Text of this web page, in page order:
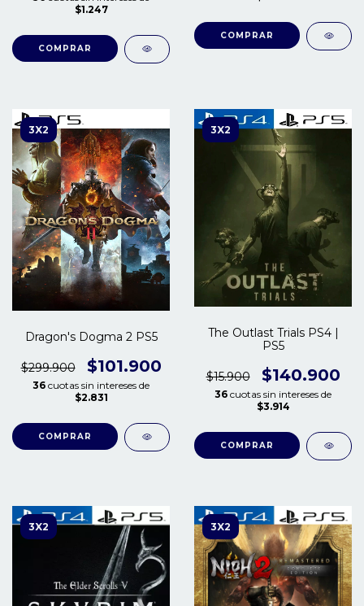
$1.247
COMPRAR
COMPRAR
3X2
Dragon's Dogma 2 PS5
$299.900 $101.900
36 cuotas sin intereses de
$2.831
COMPRAR
3X2
The Outlast Trials PS4 |
PS5
$15.900 $140.900
36 cuotas sin intereses de
$3.914
COMPRAR
3X2 3X2